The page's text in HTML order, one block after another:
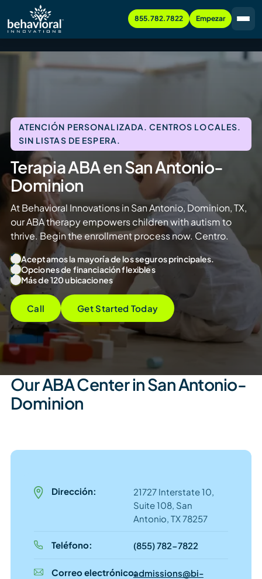
855.782.7822 Empezar
ATENCIÓN PERSONALIZADA. CENTROS LOCALES.
SIN LISTAS DE ESPERA.
Terapia ABA en San Antonio-
Dominion
At Behavioral Innovations in San Antonio, Dominion, TX,
our ABA therapy empowers children with autism to
thrive. Begin the enrollment process now. Centro.
Aceptamos la mayoría de los seguros principales.
Opciones de financiación flexibles
Más de 120 ubicaciones
Call Get Started Today
Our ABA Center in San Antonio-
Dominion
Dirección:
21727 Interstate 10,
Suite 108, San
Antonio, TX 78257
Teléfono: (855) 782-7822
Correo electrónico:admissions@bi-